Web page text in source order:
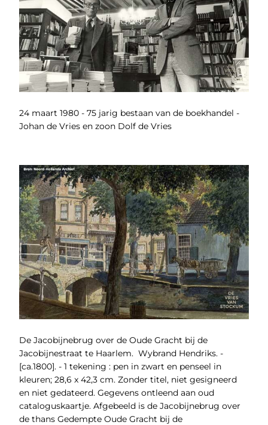
24 maart 1980 - 75 jarig bestaan van de boekhandel -
Johan de Vries en zoon Dolf de Vries
De Jacobijnebrug over de Oude Gracht bij de
Jacobijnestraat te Haarlem. Wybrand Hendriks. -
[ca.1800]. - 1 tekening : pen in zwart en penseel in
kleuren; 28,6 x 42,3 cm. Zonder titel, niet gesigneerd
en niet gedateerd. Gegevens ontleend aan oud
cataloguskaartje. Afgebeeld is de Jacobijnebrug over
de thans Gedempte Oude Gracht bij de